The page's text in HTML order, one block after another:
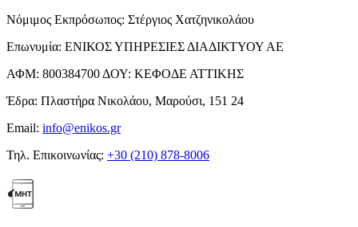
Νόμιμος Εκπρόσωπος: Στέργιος Χατζηνικολάου
Επωνυμία: ΕΝΙΚΟΣ ΥΠΗΡΕΣΙΕΣ ΔΙΑΔΙΚΤΥΟΥ ΑΕ
ΑΦΜ: 800384700 ΔΟΥ: ΚΕΦΟΔΕ ΑΤΤΙΚΗΣ
Έδρα: Πλαστήρα Νικολάου, Μαρούσι, 151 24
Email: info@enikos.gr
Τηλ. Επικοινωνίας: +30 (210) 878-8006